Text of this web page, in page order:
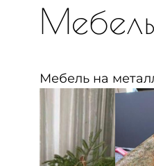
Мебель
Мебель на